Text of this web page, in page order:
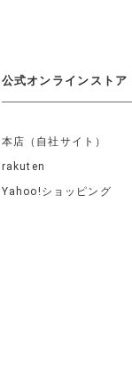
公式オンラインストア
本店（自社サイト）
rakuten
Yahoo!ショッピング